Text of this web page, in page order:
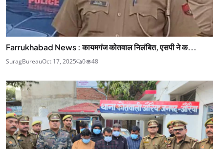
Farrukhabad News : कायमगंज कोतवाल निलंबित, एसपी ने क...
SuragBureauOct 17, 2025 0 48